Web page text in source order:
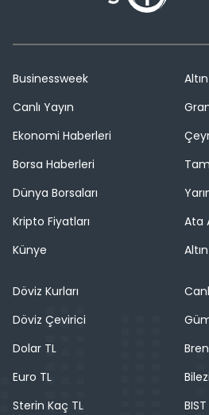
Businessweek
Canlı Yayın
Ekonomi Haberleri
Borsa Haberleri
Dünya Borsaları
Kripto Fiyatları
Künye
Ata
Döviz Kurları
Döviz Çevirici
Dolar TL
Euro TL
Sterin Kaç TL